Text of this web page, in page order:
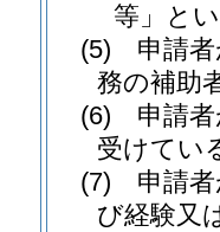
等」と
(5)
申請
務の補助
(6)
申請
受けてい
(7)
申請
び経験又